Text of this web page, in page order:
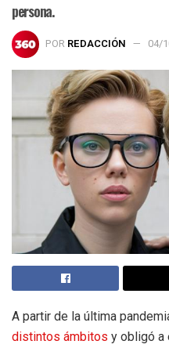
persona.
POR REDACCIÓN 04/
A partir de la última
distintos ámbitos y obligó a